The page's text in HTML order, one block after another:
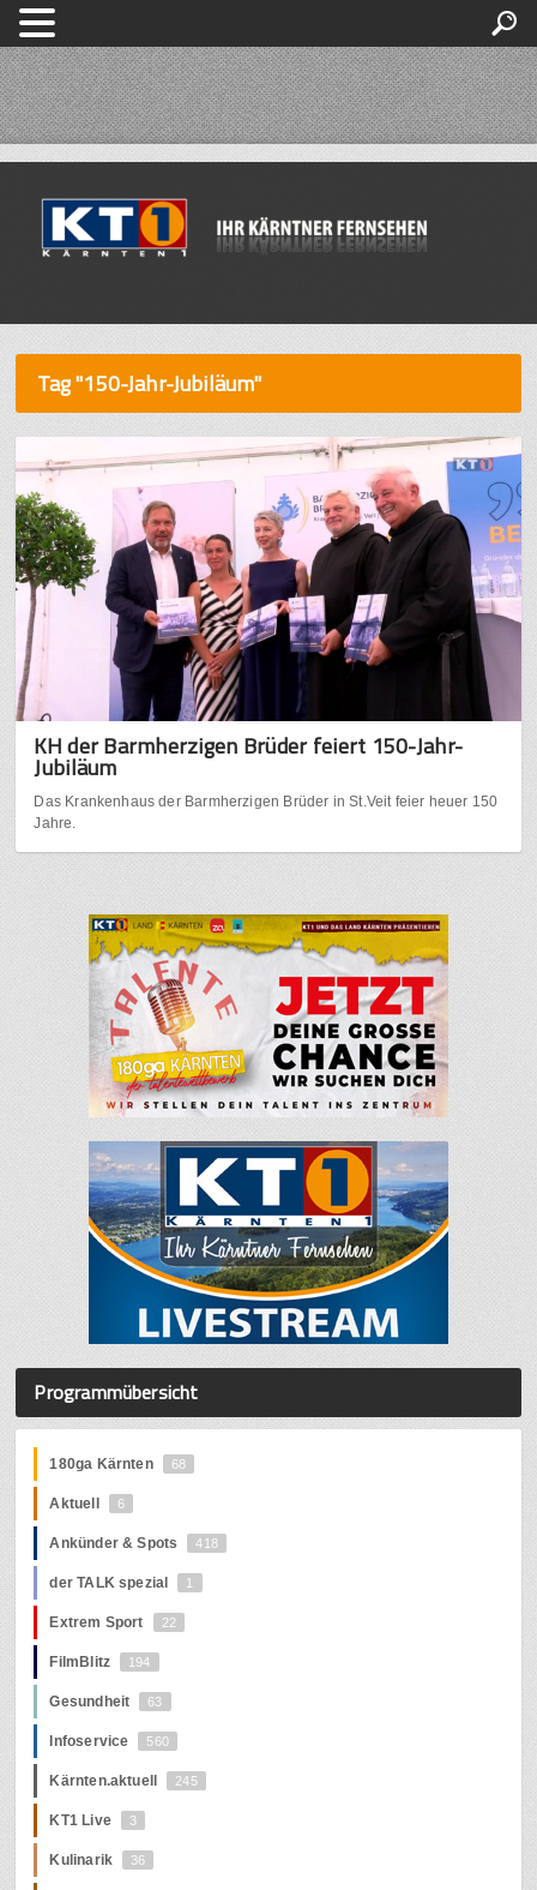
Tag "150-Jahr-Jubiläum"
KH der Barmherzigen Brüder feiert 150-Jahr-
Jubiläum
Das Krankenhaus der Barmherzigen Brüder in St.Veit feier heuer 150
Jahre.
Programmübersicht
180ga Kärnten 68
Aktuell 6
Ankünder & Spots 418
der TALK spezial 1
Extrem Sport 22
FilmBlitz 194
Gesundheit 63
Infoservice 560
Kärnten.aktuell 245
KT1 Live 3
Kulinarik 36